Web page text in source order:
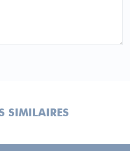
SIMILAIRES